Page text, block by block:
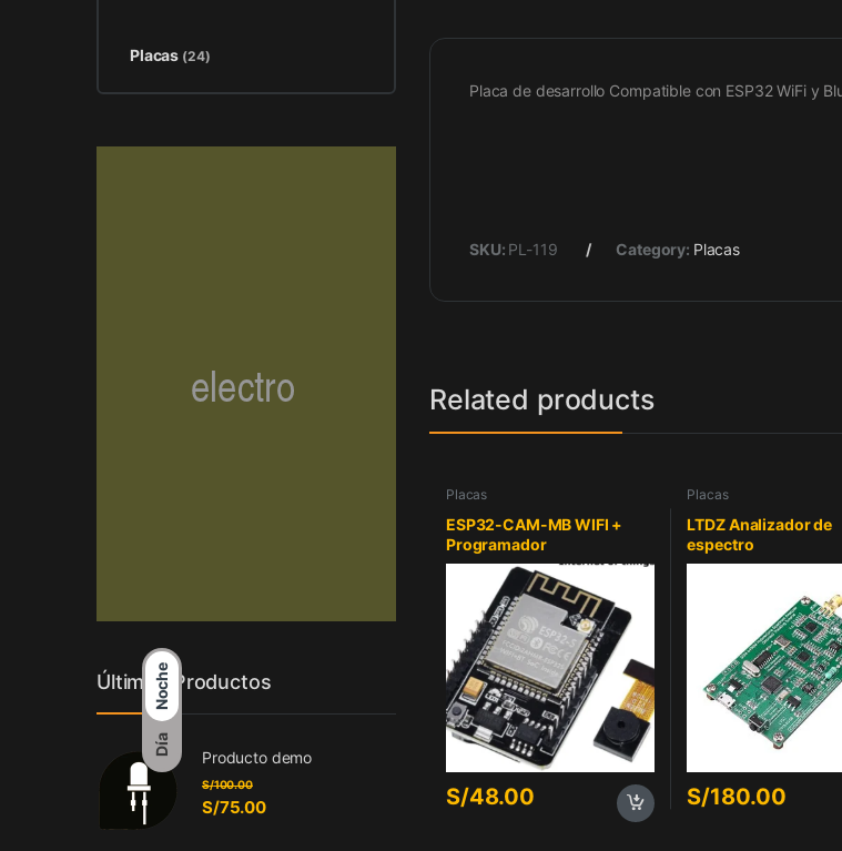
Noche
Día
Placa de desarrollo Compatible con ESP32 WiFi y
SKU: PL-119 Category: Placas
Related products
Placas
ESP32-CAM-MB WIFI +
Programador
S/48.00
Placas
LTDZ Analizador de
espectro
S/180.00
Placas (24)
Últimos Productos
Producto demo
S/75.00
S/100.00